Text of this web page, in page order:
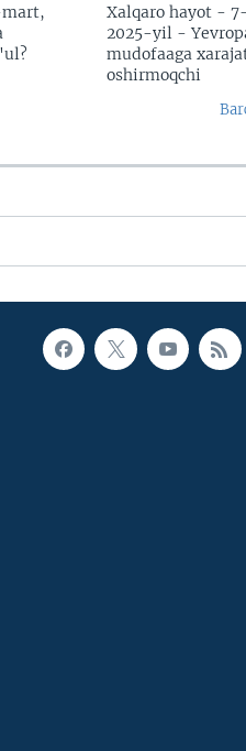
Xalqaro hayot -
2025-yil -
mudofaaga
oshirmoqchi